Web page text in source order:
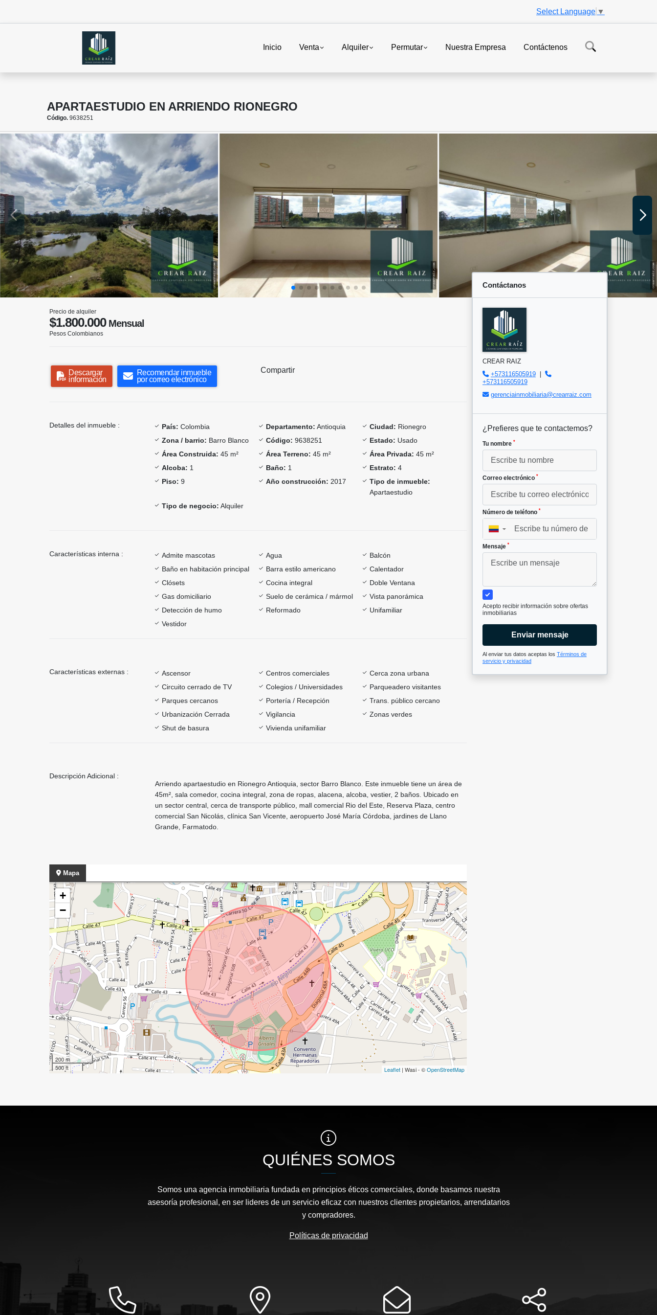
Select Language ▼
Inicio Venta Alquiler Permutar Nuestra Empresa Contáctenos
APARTAESTUDIO EN ARRIENDO RIONEGRO
Código. 9638251
Precio de alquiler
$1.800.000Mensual
Pesos Colombianos
Descargar
información
Recomendar inmueble
por correo electrónico
Compartir
Detalles del inmueble : País: Colombia Departamento: Antioquia Ciudad: Rionegro
Zona / barrio: Barro Blanco Código: 9638251 Estado: Usado
Área Construida: 45 m² Área Terreno: 45 m² Área Privada: 45 m²
Alcoba: 1 Baño: 1 Estrato: 4
Piso: 9 Año construcción: 2017
Tipo de inmueble:
Apartaestudio
Tipo de negocio: Alquiler
Características interna : Admite mascotas Agua
Balcón
Baño en habitación principal
Barra estilo americano
Calentador
Clósets
Cocina integral
Doble Ventana
Gas domiciliario
Suelo de cerámica / mármol
Vista panorámica
Detección de humo
Reformado
Unifamiliar
Vestidor
Características externas : Ascensor Centros comerciales
Cerca zona urbana
Circuito cerrado de TV
Colegios / Universidades
Parqueadero visitantes
Parques cercanos
Portería / Recepción
Trans. público cercano
Urbanización Cerrada
Vigilancia
Zonas verdes
Shut de basura
Vivienda unifamiliar
Descripción Adicional :
Arriendo apartaestudio en Rionegro Antioquia, sector Barro Blanco. Este inmueble tiene un área de
45m², sala comedor, cocina integral, zona de ropas, alacena, alcoba, vestier, 2 baños. Ubicado en
un sector central, cerca de transporte público, mall comercial Rio del Este, Reserva Plaza, centro
comercial San Nicolás, clínica San Vicente, aeropuerto José María Córdoba, jardines de Llano
Grande, Farmatodo.
Mapa
+
−
200 m
500 ft
Leaflet | Wasi - ©OpenStreetMap
Contáctanos
CREAR RAIZ
+573116505919 |
+573116505919
gerenciainmobiliaria@crearraiz.com
¿Prefieres que te contactemos?
Tu nombre *
Correo electrónico *
Número de teléfono *
▼
Mensaje *
Acepto recibir información sobre ofertas
inmobiliarias
Enviar mensaje
Al enviar tus datos aceptas los Términos de
servicio y privacidad
QUIÉNES SOMOS
Somos una agencia inmobiliaria fundada en principios éticos comerciales, donde basamos nuestra
asesoría profesional, en ser lideres de un servicio eficaz con nuestros clientes propietarios, arrendatarios
y compradores.
Políticas de privacidad